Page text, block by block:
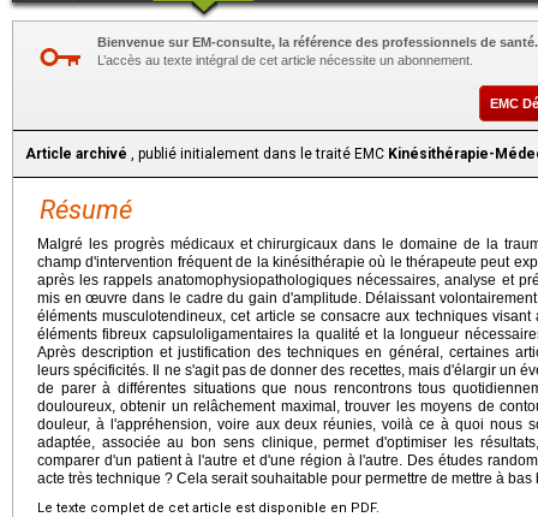
Bienvenue sur EM-consulte, la référence des professionnels de santé.
L’accès au texte intégral de cet article nécessite un abonnement.
EMC
Article archivé , publié initialement dans le traité EMC Kinésithérapie-
Résumé
Malgré les progrès médicaux et chirurgicaux dans le domaine de la
champ d'intervention fréquent de la kinésithérapie où le thérapeute peut
après les rappels anatomophysiopathologiques nécessaires, analyse et
mis en œuvre dans le cadre du gain d'amplitude. Délaissant
éléments musculotendineux, cet article se consacre aux techniques
éléments fibreux capsuloligamentaires la qualité et la longueur
Après description et justification des techniques en général, certaines
leurs spécificités. Il ne s'agit pas de donner des recettes, mais d'élargir un
de parer à différentes situations que nous rencontrons tous
douloureux, obtenir un relâchement maximal, trouver les moyens de
douleur, à l'appréhension, voire aux deux réunies, voilà ce à quoi nous
adaptée, associée au bon sens clinique, permet d'optimiser les
comparer d'un patient à l'autre et d'une région à l'autre. Des études
acte très technique ? Cela serait souhaitable pour permettre de mettre à
Le texte complet de cet article est disponible en PDF.